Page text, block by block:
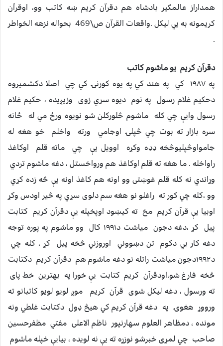
همداراز عالمګير بادشاه هم دقراّن كريم ښه كاتب وو، اوقراّن
كريمونه به يي ليكل .واقعات القراّن ص\469 بحواله نزهه الخواطر
.
دقرآن کریم یو ماشوم کاتب
په ۱۹۸۷ کي په هند کي په یوه کورنۍ کي چي اصلا دکشمیروه
دحکیم غلام رسول په نوم دیوه سړي زوی وزیږیده ، حکیم غلام
رسول وایې چي کله ماشوم څلورکلن شو نویوه ورځ مي له ځانه
سره بازار ته بوت چي څپلۍ اوجامي ورته واخلم خو هغه له
جامواوڅپلیوڅخه ډډه وکړه اوویل یې چي ماته قلم اوکاغذ
راواخله . ما هغه ته قلم اوکاغذ هم ورواخستل ، دغه ماشوم تردي
وړاندي نه کله قلم غوښتی وو اونه هم کاغذ اونه یې څه زده کړي
وو ،کله چي کور ته راغلو نو هغه سم دلوی سړي په څیر اودس وکړ
اوبیا یې قرآن کریم مخ ته کیښود اوپخپله یې دقرآن کریم کتابت
پیل کړ ،دغه دجون میاشت د۱۹۹۱ کال وو ماشوم په پوره توجه
دغه کار بي دکوم تن دښووني اوروزني څخه پیل کړ ، کله چي
د۱۹۹۲دجون میاشت راتله نو دغه ماشوم هم دقرآن کریم دکتابت
څخه فارغ شو،اودقرآن کریم کتابت یې خورا په بهترین خط پای
ته ورسول ، دغه لیکل شوی قرآن کریم موږ لویو لویو کاتبانو ته
ورووړ هغوۍ په دغه قرآن کریم کي هیڅ ډول دکتابت غلطي ونه
مونده ، دمظاهر العلوم سهارنپور ناظم الاعلی مفتي مظفرحسین
صاحب چي لمړی خبرشو نوزړه ته یې نه لویده ، بیایې خپله ماشوم